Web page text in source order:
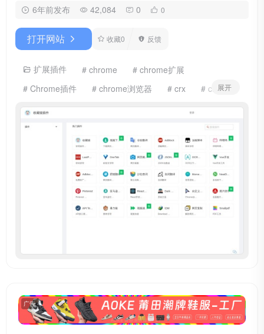
6年前发布 42,084 0 0
打开网站 收藏0 反馈
扩展插件 # chrome
# chrome扩展
# Chrome插件
# chrome浏览器 # crx
# crx插件
# 扩展
# 插件下载 # 收藏猫插件
展开
广告